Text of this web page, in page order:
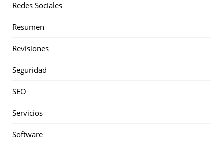
Redes Sociales
Resumen
Revisiones
Seguridad
SEO
Servicios
Software